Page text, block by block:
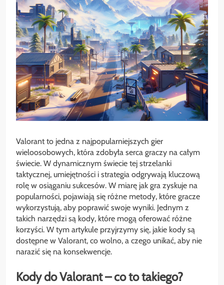
Valorant to jedna z najpopularniejszych gier
wieloosobowych, która zdobyła serca graczy na całym
świecie. W dynamicznym świecie tej strzelanki
taktycznej, umiejętności i strategia odgrywają kluczową
rolę w osiąganiu sukcesów. W miarę jak gra zyskuje na
popularności, pojawiają się różne metody, które gracze
wykorzystują, aby poprawić swoje wyniki. Jednym z
takich narzędzi są kody, które mogą oferować różne
korzyści. W tym artykule przyjrzymy się, jakie kody są
dostępne w Valorant, co wolno, a czego unikać, aby nie
narazić się na konsekwencje.
Kody do Valorant – co to takiego?